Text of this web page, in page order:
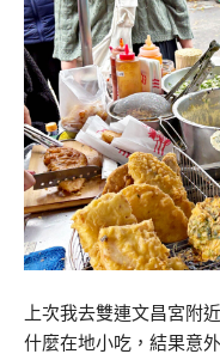
上次我去雙連文昌宮附
什麼在地小吃，結果意